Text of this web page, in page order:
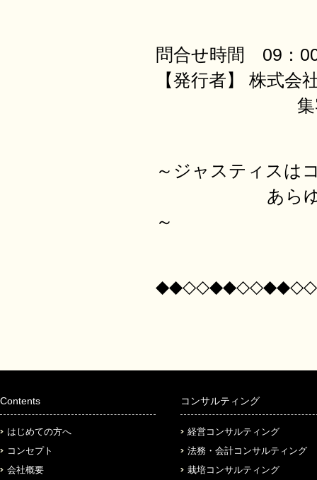
問合せ時間 09：
【発行者】 株式会
集客と売上
～ジャスティスは
あらゆる価値
～
Contents
はじめての方へ
コンセプト
会社概要
コンサルティング
経営コンサルティング
法務・会計コンサルティング
栽培コンサルティング